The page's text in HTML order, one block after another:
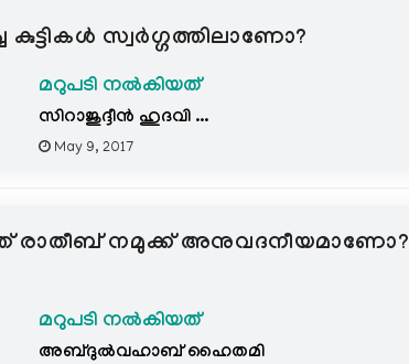
സ്വര്‍ഗ്ഗത്തിലാണോ?
മറുപടി നൽകിയത്
സിറാജുദ്ദീന്‍ ഹുദവി ...
May 9, 2017
രാതീബ്‌ നമുക്ക് അനുവദനീയമാണോ?
മറുപടി നൽകിയത്
അബ്ദുല്‍വഹാബ് ഹൈതമി